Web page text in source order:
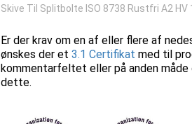
Skive Til Splitbolte ISO 8738 Rustfri A2
Er der krav om en af eller flere af
ønskes der et3.1 Certifikat med til
kommentarfeltet eller på anden
dette.